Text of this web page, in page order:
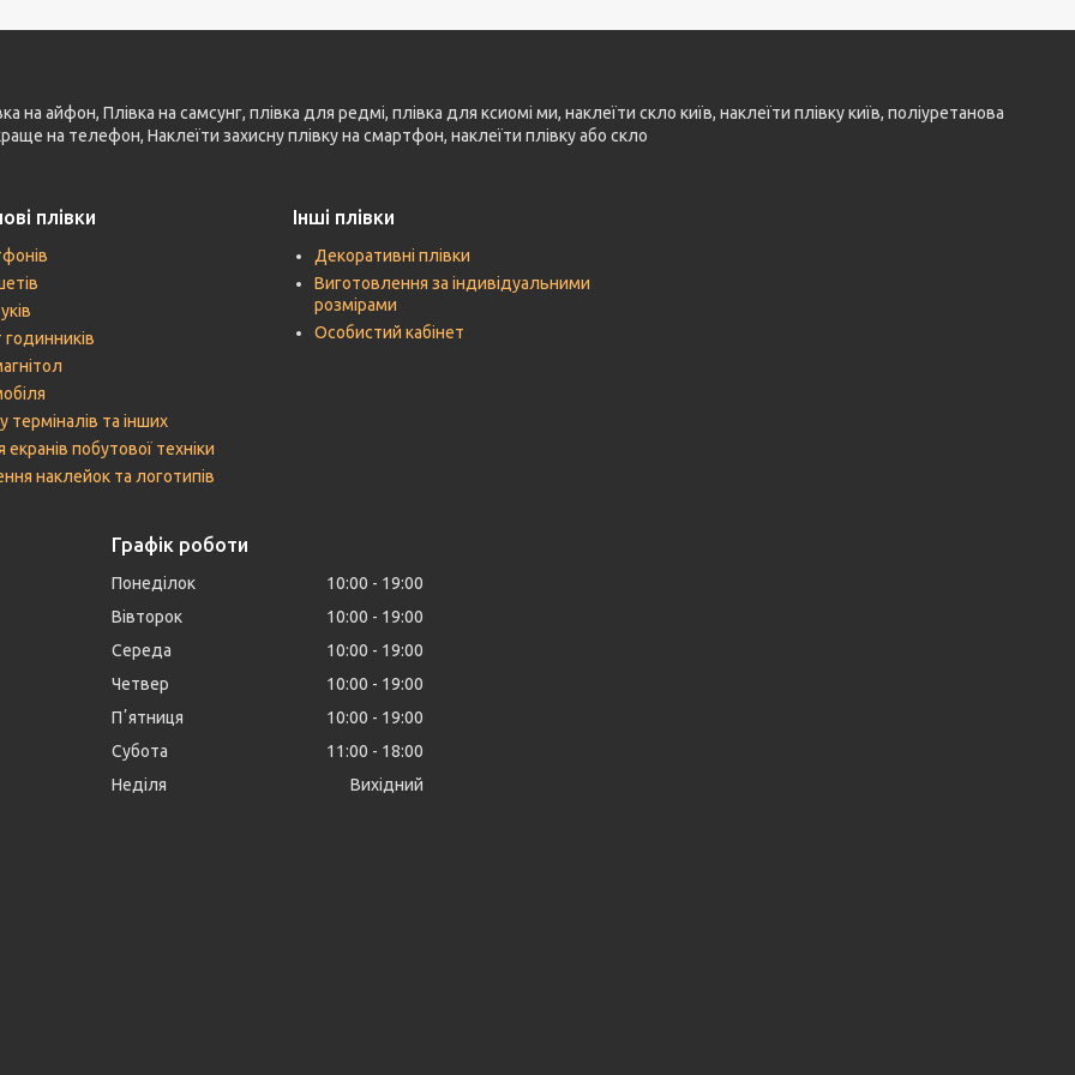
айфон, Плівка на самсунг, плівка для редмі, плівка для ксиомі ми, наклеїти скло київ, наклеїти плівку київ, поліуретанова
на телефон, Наклеїти захисну плівку на смартфон, наклеїти плівку або скло
плівки
терміналів та інших
екранів побутової техніки
наклейок та логотипів
Інші плівки
Декоративні плівки
Виготовлення за індивідуальними
розмірами
Особистий кабінет
Графік роботи
Понеділок 10:00
19:00
Вівторок
10:00
19:00
Середа
10:00
19:00
Четвер
10:00
19:00
Пʼятниця
10:00
19:00
Субота
11:00
18:00
Неділя
Вихідний